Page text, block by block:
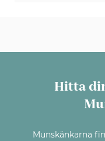
Hitta
Munskänkarna